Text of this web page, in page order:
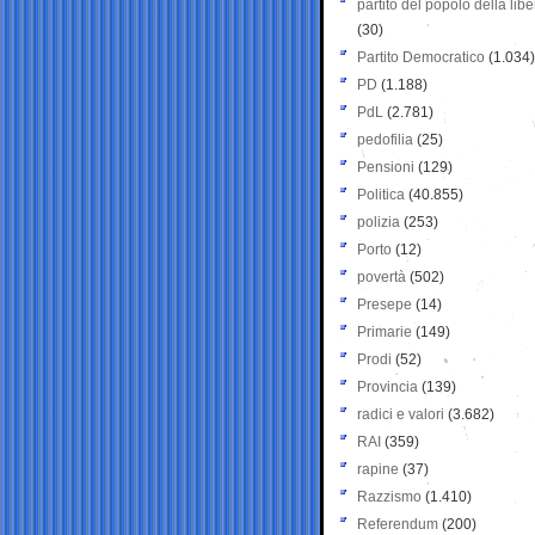
partito del popolo della
(30)
Partito Democratico (1.034)
PD (1.188)
PdL (2.781)
pedofilia (25)
Pensioni (129)
Politica (40.855)
polizia (253)
Porto (12)
povertà (502)
Presepe (14)
Primarie (149)
Prodi (52)
Provincia (139)
radici e valori (3.682)
RAI (359)
rapine (37)
Razzismo (1.410)
Referendum (200)